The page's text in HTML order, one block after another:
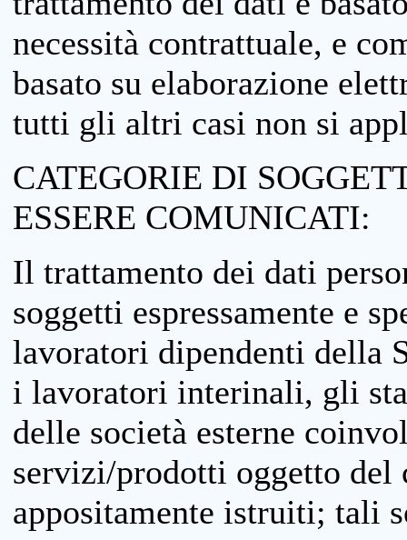
necessità contrattuale, e
basato su elaborazione
tutti gli altri casi non si
CATEGORIE DI
ESSERE COMUNICATI:
Il trattamento dei dati
soggetti espressamente e
lavoratori dipendenti della
i lavoratori interinali, gli
delle società esterne
servizi/prodotti oggetto
appositamente istruiti; tali